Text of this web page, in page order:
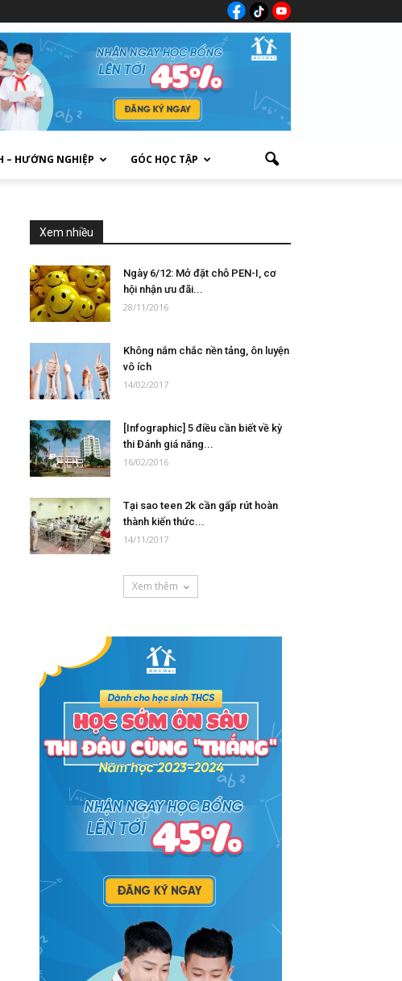
– HƯỚNG NGHIỆP GÓC HỌC TẬP
Xem nhiều
Ngày 6/12: Mở đặt chỗ PEN-I, cơ
hội nhận ưu đãi...
28/11/2016
Không nắm chắc nền tảng, ôn luyện
vô ích
14/02/2017
[Infographic] 5 điều cần biết về kỳ
thi Đánh giá năng...
16/02/2016
Tại sao teen 2k cần gấp rút hoàn
thành kiến thức...
14/11/2017
Xem thêm